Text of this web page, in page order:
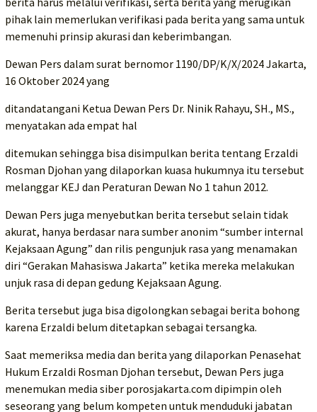
pihak lain memerlukan verifikasi pada berita yang sama untuk
memenuhi prinsip akurasi dan keberimbangan.
Dewan Pers dalam surat bernomor 1190/DP/K/X/2024 Jakarta,
16 Oktober 2024 yang
ditandatangani Ketua Dewan Pers Dr. Ninik Rahayu, SH., MS.,
menyatakan ada empat hal
ditemukan sehingga bisa disimpulkan berita tentang Erzaldi
Rosman Djohan yang dilaporkan kuasa hukumnya itu tersebut
melanggar KEJ dan Peraturan Dewan No 1 tahun 2012.
Dewan Pers juga menyebutkan berita tersebut selain tidak
akurat, hanya berdasar nara sumber anonim “sumber internal
Kejaksaan Agung” dan rilis pengunjuk rasa yang menamakan
diri “Gerakan Mahasiswa Jakarta” ketika mereka melakukan
unjuk rasa di depan gedung Kejaksaan Agung.
Berita tersebut juga bisa digolongkan sebagai berita bohong
karena Erzaldi belum ditetapkan sebagai tersangka.
Saat memeriksa media dan berita yang dilaporkan Penasehat
Hukum Erzaldi Rosman Djohan tersebut, Dewan Pers juga
menemukan media siber porosjakarta.com dipimpin oleh
seseorang yang belum kompeten untuk menduduki jabatan